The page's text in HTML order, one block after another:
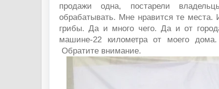
продажи одна, постарели
обрабатывать. Мне нравится те места.
грибы. Да и много чего. Да и от
машине-22 километра от моего
Обратите внимание.